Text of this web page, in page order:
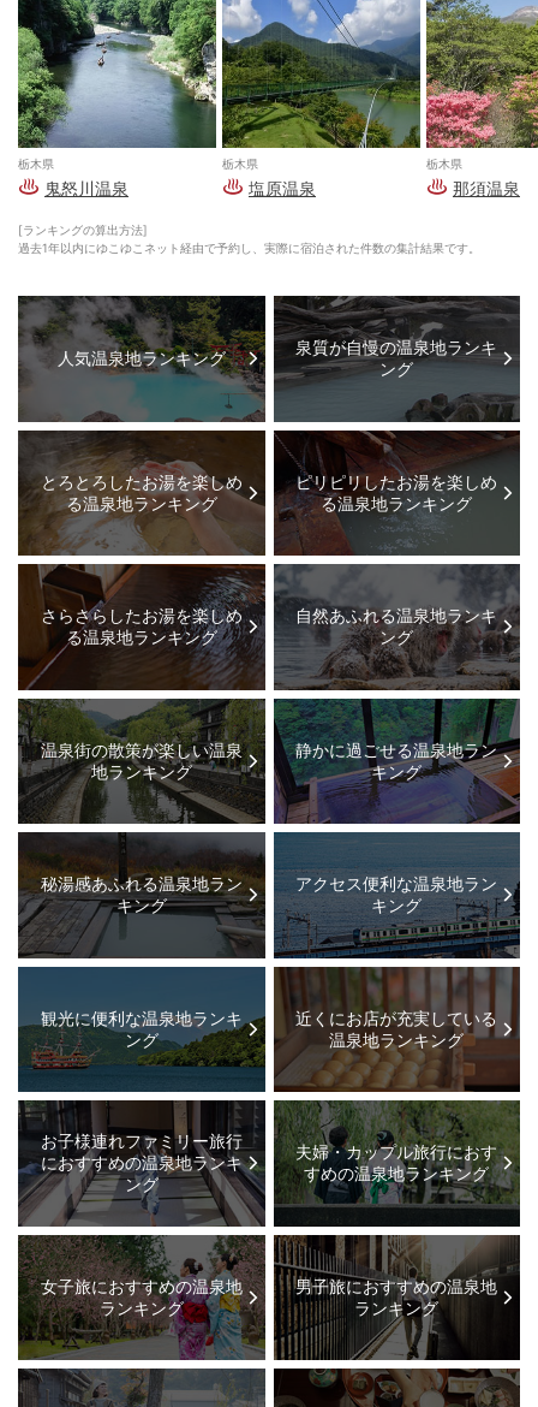
栃木県
鬼怒川温泉
栃木県
塩原温泉
栃木県
那須温泉
[ランキングの算出方法]
過去1年以内にゆこゆこネット経由で予約し、実際に宿泊された件数の集計結果です。
人気温泉地ランキング
泉質が自慢の温泉地ランキ
ング
とろとろしたお湯を楽しめ
る温泉地ランキング
ピリピリしたお湯を楽しめ
る温泉地ランキング
さらさらしたお湯を楽しめ
る温泉地ランキング
自然あふれる温泉地ランキ
ング
温泉街の散策が楽しい温泉
地ランキング
静かに過ごせる温泉地ラン
キング
秘湯感あふれる温泉地ラン
キング
アクセス便利な温泉地ラン
キング
観光に便利な温泉地ランキ
ング
近くにお店が充実している
温泉地ランキング
お子様連れファミリー旅行
におすすめの温泉地ランキ
ング
夫婦・カップル旅行におす
すめの温泉地ランキング
女子旅におすすめの温泉地
ランキング
男子旅におすすめの温泉地
ランキング